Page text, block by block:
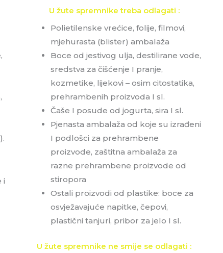
i
U žute spremnike treba odlagati :
Polietilenske vrećice, folije, filmovi,
mjehurasta (blister) ambalaža
Boce od jestivog ulja, destilirane vode,
sredstva za čišćenje I pranje,
kozmetike, lijekovi – osim citostatika,
prehrambenih proizvoda I sl.
Čaše I posude od jogurta, sira I sl.
Pjenasta ambalaža od koje su izrađeni
I podlošci za prehrambene
proizvode, zaštitna ambalaža za
razne prehrambene proizvode od
stiropora
Ostali proizvodi od plastike: boce za
osvježavajuće napitke, čepovi,
plastični tanjuri, pribor za jelo I sl.
U žute spremnike ne smije se odlagati :